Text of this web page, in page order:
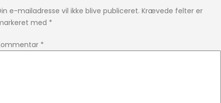
e-mailadresse vil ikke blive publiceret. Krævede felter er
med *
*